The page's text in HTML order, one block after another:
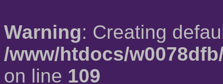
Warning: Creating
/www/htdocs/
on line 109